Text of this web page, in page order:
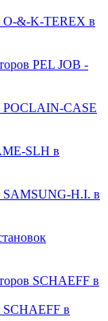
O-&-K-TEREX в
PEL JOB -
POCLAIN-CASE
SLH в
SAMSUNG-H.I. в
SCHAEFF в
SCHAEFF в